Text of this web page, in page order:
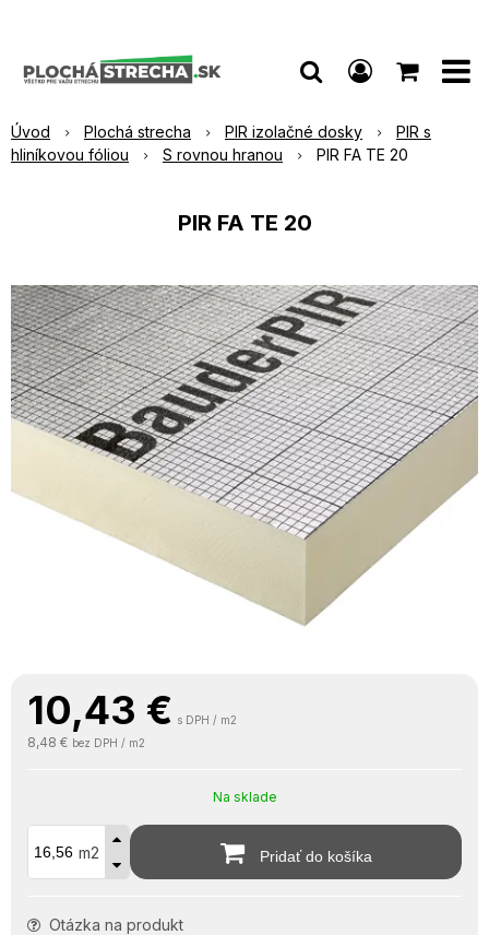
Úvod Plochá strecha PIR izolačné dosky
PIR s
hliníkovou fóliou
S rovnou hranou PIR FA TE 20
PIR FA TE 20
10,43 € s DPH / m2
8,48 € bez DPH / m2
Na sklade
m2 Pridať do košíka
Otázka na produkt